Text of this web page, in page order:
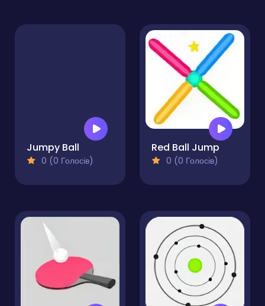
Jumpy Ball
0 (0 Голосів)
Red Ball Jump
0 (0 Голосів)